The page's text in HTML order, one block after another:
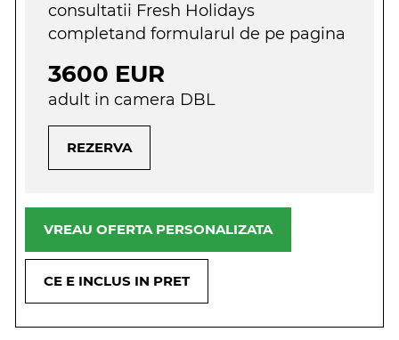
consultatii Fresh Holidays
completand formularul de pe pagina
3600 EUR
adult in camera DBL
REZERVA
VREAU OFERTA PERSONALIZATA
CE E INCLUS IN PRET